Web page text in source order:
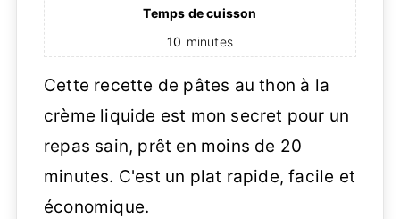
Temps de cuisson
10 minutes
Cette recette de pâtes au thon à la
crème liquide est mon secret pour un
repas sain, prêt en moins de 20
minutes. C'est un plat rapide, facile et
économique.